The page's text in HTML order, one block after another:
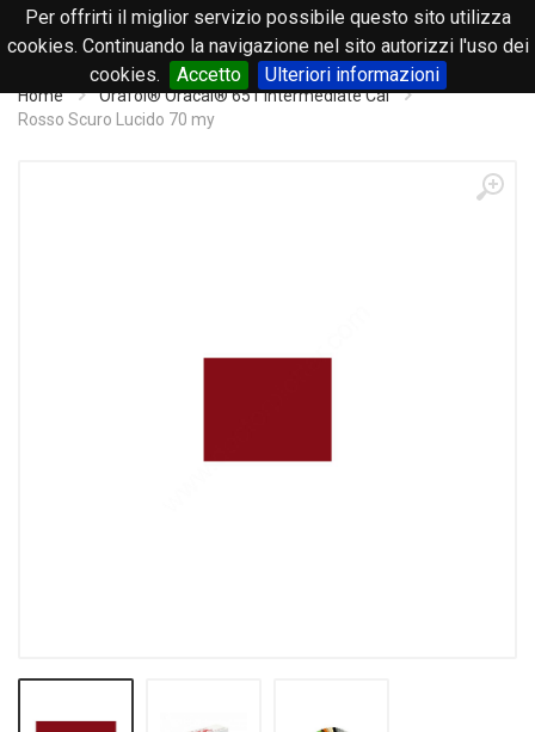
Per offrirti il miglior servizio possibile questo sito utilizza
cookies. Continuando la navigazione nel sito autorizzi l'uso dei
cookies.
Accetto Ulteriori informazioni
0
Home
Orafol® Oracal® 651 Intermediate Cal
Rosso Scuro Lucido 70 my